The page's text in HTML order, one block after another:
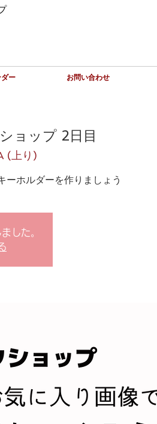
ー お問い合わせ
ョップ 2日目
(上り)
ーホルダーを作りましょう
した。